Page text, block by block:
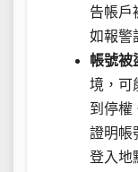
告帳戶
如報警
帳號被
境，可
到停權
證明帳
登入地